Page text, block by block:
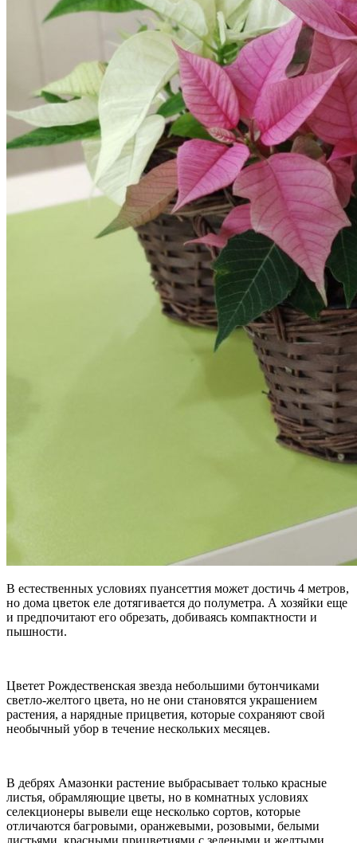
В естественных условиях пуансеттия может достичь 4 метров,
но дома цветок еле дотягивается до полуметра. А хозяйки еще
и предпочитают его обрезать, добиваясь компактности и
пышности.
Цветет Рождественская звезда небольшими бутончиками
светло-желтого цвета, но не они становятся украшением
растения, а нарядные прицветия, которые сохраняют свой
необычный убор в течение нескольких месяцев.
В дебрях Амазонки растение выбрасывает только красные
листья, обрамляющие цветы, но в комнатных условиях
селекционеры вывели еще несколько сортов, которые
отличаются багровыми, оранжевыми, розовыми, белыми
листьями, красными прицветиями с зелеными и желтыми